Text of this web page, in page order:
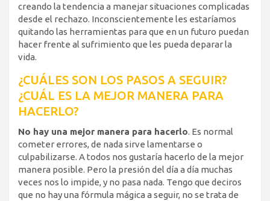
creando la tendencia a manejar situaciones complicadas
desde el rechazo. Inconscientemente les estaríamos
quitando las herramientas para que en un futuro puedan
hacer frente al sufrimiento que les pueda deparar la
vida.
¿CUÁLES SON LOS PASOS A SEGUIR?
¿CUÁL ES LA MEJOR MANERA PARA
HACERLO?
No hay una mejor manera para hacerlo. Es normal
cometer errores, de nada sirve lamentarse o
culpabilizarse. A todos nos gustaría hacerlo de la mejor
manera posible. Pero la presión del día a día muchas
veces nos lo impide, y no pasa nada. Tengo que deciros
que no hay una fórmula mágica a seguir, no se trata de